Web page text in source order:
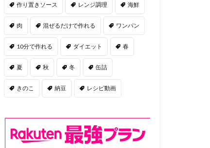
作り置きソース レンジ調理 海鮮
肉 混ぜるだけで作れる ワンパン
10分で作れる ダイエット 春
夏 秋 冬 缶詰
きのこ 納豆 レシピ動画